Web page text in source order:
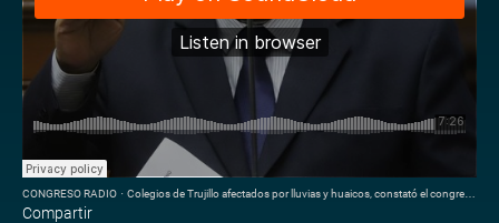
CONGRESO RADIO · Colegios de Trujillo afectados por lluvias y huaicos, constató el congresista Víctor Flores
Compartir